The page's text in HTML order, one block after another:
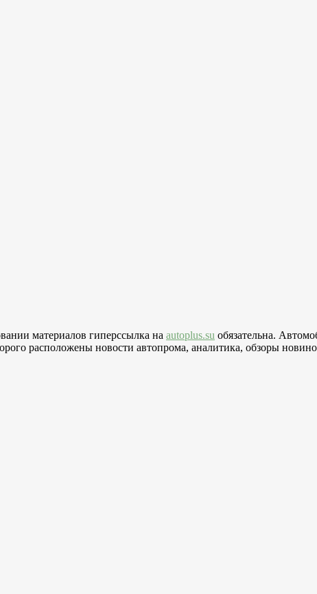
материалов гиперссылка на autoplus.su обязательна.
расположены новости автопрома, аналитика, обзоры